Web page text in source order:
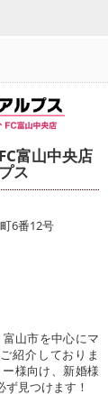
富山中央店
ス
6番12号
山市を中心にマ
紹介しておりま
様向け、新婚様
見つけます！